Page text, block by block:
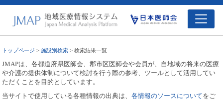
トップページ >施設別検索 > 検索結果一覧
JMAPは、各都道府県医師会、郡市区医師会や会員が、自地域の将来の医療
や介護の提供体制について検討を行う際の参考、ツールとして活用してい
ただくことを目的としています。
当サイトで使用している各種情報の出典は、各情報のソースについてをご